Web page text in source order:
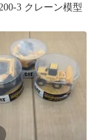
3 クレーン模型